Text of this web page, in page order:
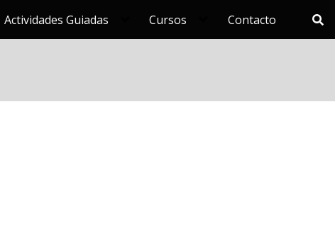
Actividades Guiadas Cursos Contacto